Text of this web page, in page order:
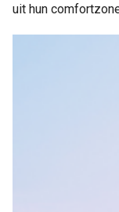
uit hun